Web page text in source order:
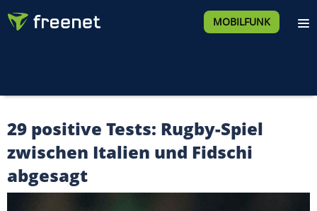
MOBILFUNK
29 positive Tests: Rugby-Spiel
zwischen Italien und Fidschi
abgesagt